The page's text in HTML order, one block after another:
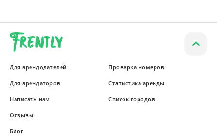
Для арендодателей
Для арендаторов
Написать нам
Отзывы
Блог
Проверка номеров
Статистика аренды
Список городов